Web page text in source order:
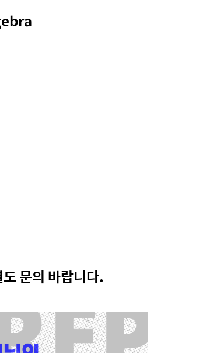
문의 바랍니다.